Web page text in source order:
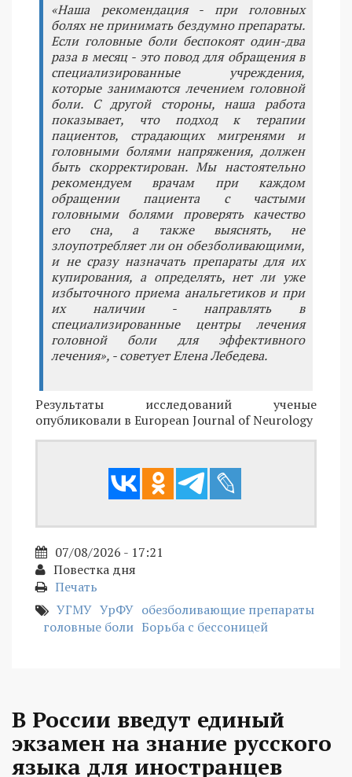
«Наша рекомендация - при головных
болях не принимать бездумно препараты.
Если головные боли беспокоят один-два
раза в месяц - это повод для обращения в
специализированные учреждения,
которые занимаются лечением головной
боли. С другой стороны, наша работа
показывает, что подход к терапии
пациентов, страдающих мигренями и
головными болями напряжения, должен
быть скорректирован. Мы настоятельно
рекомендуем врачам при каждом
обращении пациента с частыми
головными болями проверять качество
его сна, а также выяснять, не
злоупотребляет ли он обезболивающими,
и не сразу назначать препараты для их
купирования, а определять, нет ли уже
избыточного приема анальгетиков и при
их наличии - направлять в
специализированные центры лечения
головной боли для эффективного
лечения», - советует Елена Лебедева.
Результаты исследований ученые
опубликовали в European Journal of Neurology
07/08/2026 - 17:21
Повестка дня
Печать
УГМУ УрФУ обезболивающие препараты
головные боли Борьба с бессоницей
В России введут единый
экзамен на знание русского
языка для иностранцев